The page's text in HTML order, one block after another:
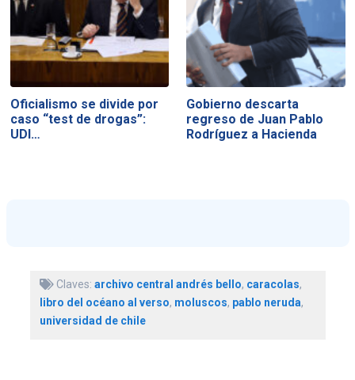
Oficialismo se divide por
caso “test de drogas”:
UDI…
Gobierno descarta
regreso de Juan Pablo
Rodríguez a Hacienda
Claves: archivo central andrés bello, caracolas,
libro del océano al verso, moluscos, pablo neruda,
universidad de chile